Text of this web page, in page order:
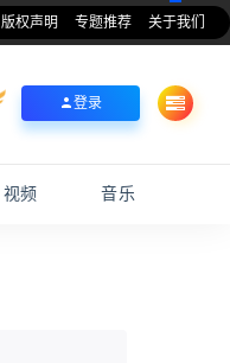
版权声明 专题推荐 关于我们
登录
视频 音乐